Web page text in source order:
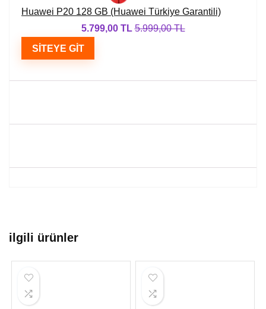
Huawei P20 128 GB (Huawei Türkiye Garantili)
5.799,00 TL5.999,00 TL
SITEYE GIT
ilgili ürünler